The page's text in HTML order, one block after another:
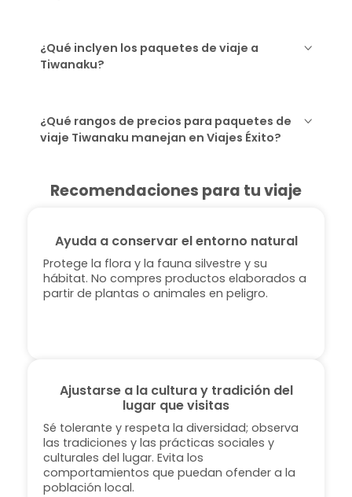
¿Qué inclyen los paquetes de viaje a
Tiwanaku?
¿Qué rangos de precios para paquetes de
viaje Tiwanaku manejan en Viajes Éxito?
Recomendaciones para tu viaje
Ayuda a conservar el entorno natural
Protege la flora y la fauna silvestre y su
hábitat. No compres productos elaborados a
partir de plantas o animales en peligro.
Ajustarse a la cultura y tradición del
lugar que visitas
Sé tolerante y respeta la diversidad; observa
las tradiciones y las prácticas sociales y
culturales del lugar. Evita los
comportamientos que puedan ofender a la
población local.